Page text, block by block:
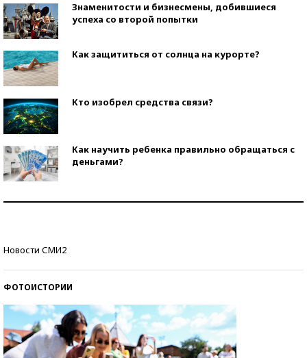
Знаменитости и бизнесмены, добившиеся
успеха со второй попытки
Как защититься от солнца на курорте?
Кто изобрел средства связи?
Как научить ребенка правильно обращаться с
деньгами?
Новости СМИ2
ФОТОИСТОРИИ